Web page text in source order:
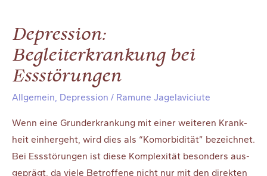
Depression:
Begleiterkrankung bei
Essstörungen
Allgemein, Depression / Ramune Jagelaviciute
Wenn eine Grund­er­kran­kung mit einer wei­te­ren Krank­
heit ein­her­geht, wird dies als “Kom­or­bi­di­tät” bezeich­net.
Bei Ess­stö­run­gen ist die­se Kom­ple­xi­tät beson­ders aus­
ge­prägt, da vie­le Betrof­fe­ne nicht nur mit den direk­ten